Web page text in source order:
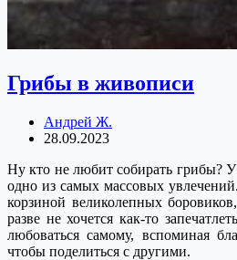
Грибы в живописи
Андрей Ж.
28.09.2023
Ну кто не любит собирать грибы?
одно из самых массовых
корзиной великолепных
разве не хочется как-то
любоваться самому, вспоминая
чтобы поделиться с другими.